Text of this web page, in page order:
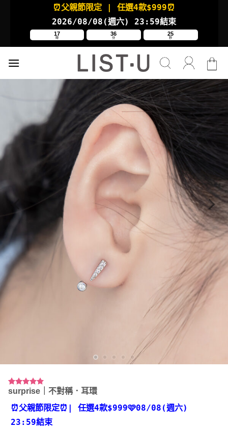
⏰父親節限定 | 任選4款$999⏰
2026/08/08(週六) 23:59結束
17
時
36
分
24
秒
評分 4.91
23
位顧客進
行評分
surprise｜不對稱．耳環
⏰父親節限定⏰ | 任選4款$999🩷08/08(週六)
23:59結束